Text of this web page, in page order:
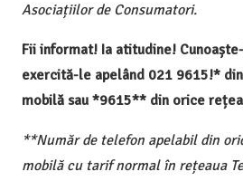
Asociațiilor de Consumatori.
Fii informat! Ia atitudine!
exercită-le apelând 021 9615!*
mobilă sau *9615** din orice
**Număr de telefon apelabil din
mobilă cu tarif normal în rețeaua